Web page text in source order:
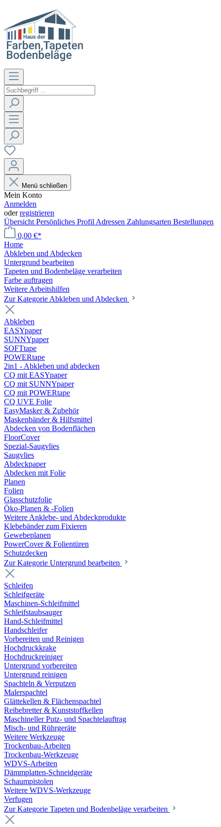
Menü schließen
Mein Konto
Anmelden
oderregistrieren
Übersicht Persönliches Profil Adressen Zahlungsarten Bestellungen
0,00 €*
Home
Abkleben und Abdecken
Untergrund bearbeiten
Tapeten und Bodenbeläge verarbeiten
Farbe auftragen
Weitere Arbeitshilfen
Zur Kategorie Abkleben und Abdecken
Abkleben
EASYpaper
SUNNYpaper
SOFTtape
POWERtape
2in1 - Abkleben und abdecken
CQ mit EASYpaper
CQ mit SUNNYpaper
CQ mit POWERtape
CQ UVE Folie
EasyMasker & Zubehör
Maskenbänder & Hilfsmittel
Abdecken von Bodenflächen
FloorCover
Spezial-Saugvlies
Saugvlies
Abdeckpaper
Abdecken mit Folie
Planen
Folien
Glasschutzfolie
Öko-Planen & -Folien
Weitere Anklebe- und Abdeckprodukte
Klebebänder zum Fixieren
Gewebeplanen
PowerCover & Folientüren
Schutzdecken
Zur Kategorie Untergrund bearbeiten
Schleifen
Schleifgeräte
Maschinen-Schleifmittel
Schleifstaubsauger
Hand-Schleifmittel
Handschleifer
Vorbereiten und Reinigen
Hochdruckkrake
Hochdruckreiniger
Untergrund vorbereiten
Untergrund reinigen
Spachteln & Verputzen
Malerspachtel
Glättekellen & Flächenspachtel
Reibebretter & Kunststoffkellen
Maschineller Putz- und Spachtelauftrag
Misch- und Rührgeräte
Weitere Werkzeuge
Trockenbau-Arbeiten
Trockenbau-Werkzeuge
WDVS-Arbeiten
Dämmplatten-Schneidgeräte
Schaumpistolen
Weitere WDVS-Werkzeuge
Verfugen
Zur Kategorie Tapeten und Bodenbeläge verarbeiten